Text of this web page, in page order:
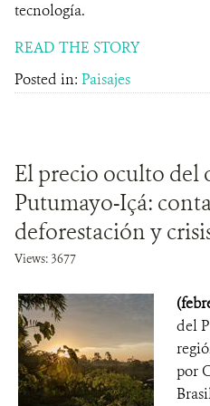
tecnología.
READ THE STORY
Posted in: Paisajes
El precio oculto del
Putumayo-Içá:
deforestación y
Views: 3677
del
por